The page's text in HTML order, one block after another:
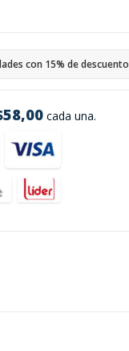
cada una.
con 15% de descuento